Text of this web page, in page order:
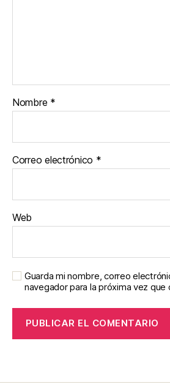
Nombre *
Correo electrónico *
Web
Guarda mi nombre, correo
navegador para la próxima vez que